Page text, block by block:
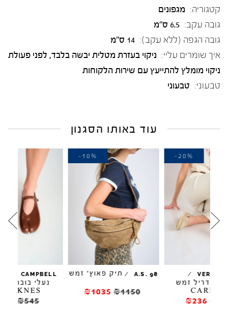
קטגוריה: מגפונים
גובה עקב: 6.5 ס"מ
גובה הגפה (ללא עקב): 14 ס"מ
איך שומרים עליי: ניקוי בעזרת מטלית יבשה בלבד, לפני פעולת
ניקוי מומלץ להתייעץ עם שירות הלקוחות
טבעוני: טבעוני
עוד באותו הסגנון
A.S. 98 תיק פאוץ' זמש
₪1035
-10%
JEFFREY CAMPBELL
/
נעלי בובה שטוחות
PREAKNES
₪436
-20%